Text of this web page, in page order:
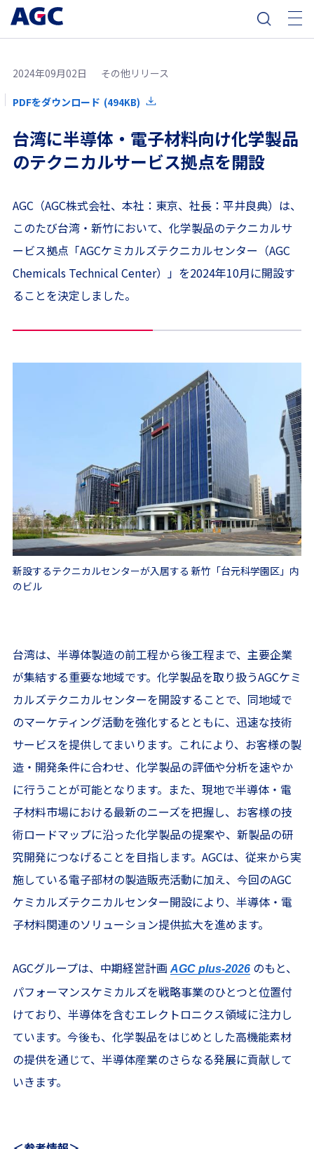
2024年09月02日 その他リリース
PDFをダウンロード (494KB)
台湾に半導体・電子材料向け化学製品
のテクニカルサービス拠点を開設
AGC（AGC株式会社、本社：東京、社長：平井良典）は、
このたび台湾・新竹において、化学製品のテクニカルサ
ービス拠点「AGCケミカルズテクニカルセンター（AGC
Chemicals Technical Center）」を2024年10月に開設す
ることを決定しました。
新設するテクニカルセンターが入居する 新竹「台元科学園区」内
のビル
台湾は、半導体製造の前工程から後工程まで、主要企業
が集結する重要な地域です。化学製品を取り扱うAGCケミ
カルズテクニカルセンターを開設することで、同地域で
のマーケティング活動を強化するとともに、迅速な技術
サービスを提供してまいります。これにより、お客様の製
造・開発条件に合わせ、化学製品の評価や分析を速やか
に行うことが可能となります。また、現地で半導体・電
子材料市場における最新のニーズを把握し、お客様の技
術ロードマップに沿った化学製品の提案や、新製品の研
究開発につなげることを目指します。AGCは、従来から実
施している電子部材の製造販売活動に加え、今回のAGC
ケミカルズテクニカルセンター開設により、半導体・電
子材料関連のソリューション提供拡大を進めます。
AGCグループは、中期経営計画 AGC plus-2026のもと、
パフォーマンスケミカルズを戦略事業のひとつと位置付
けており、半導体を含むエレクトロニクス領域に注力し
ています。今後も、化学製品をはじめとした高機能素材
の提供を通じて、半導体産業のさらなる発展に貢献して
いきます。